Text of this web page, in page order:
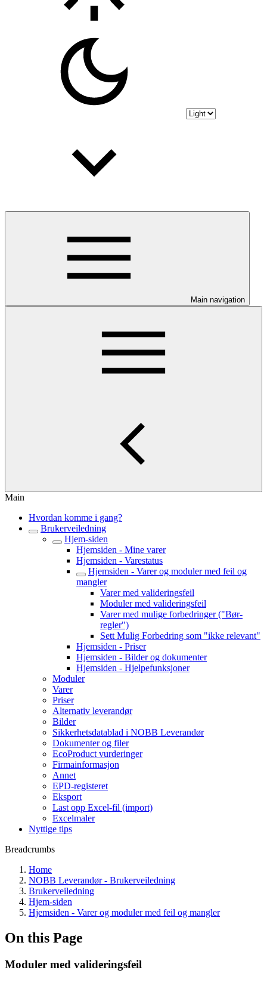
Main navigation
Main
Hvordan komme i gang?
Brukerveiledning
Hjem-siden
Hjemsiden - Mine varer
Hjemsiden - Varestatus
Hjemsiden - Varer og moduler med feil og
mangler
Varer med valideringsfeil
Moduler med valideringsfeil
Varer med mulige forbedringer ("Bør-
regler")
Sett Mulig Forbedring som "ikke relevant"
Hjemsiden - Priser
Hjemsiden - Bilder og dokumenter
Hjemsiden - Hjelpefunksjoner
Moduler
Varer
Priser
Alternativ leverandør
Bilder
Sikkerhetsdatablad i NOBB Leverandør
Dokumenter og filer
EcoProduct vurderinger
Firmainformasjon
Annet
EPD-registeret
Eksport
Last opp Excel-fil (import)
Excelmaler
Nyttige tips
Breadcrumbs
Home
NOBB Leverandør - Brukerveiledning
Brukerveiledning
Hjem-siden
Hjemsiden - Varer og moduler med feil og mangler
On this Page
Moduler med valideringsfeil